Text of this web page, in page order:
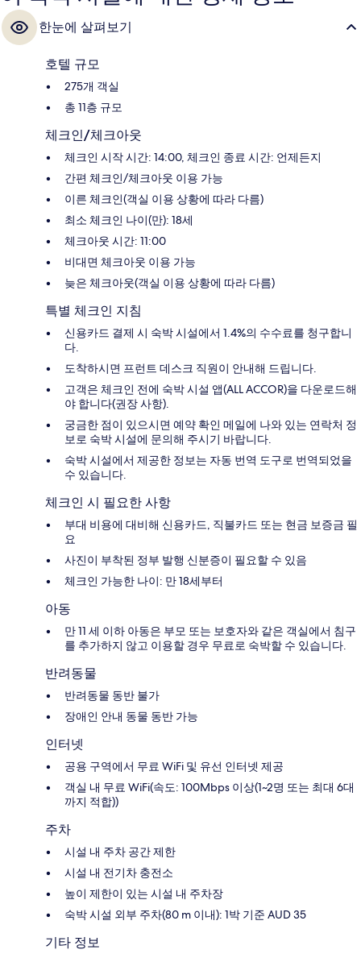
한눈에 살펴보기
호텔 규모
275개 객실
총 11층 규모
체크인/체크아웃
체크인 시작 시간: 14:00, 체크인 종료 시간: 언제든지
간편 체크인/체크아웃 이용 가능
이른 체크인(객실 이용 상황에 따라 다름)
최소 체크인 나이(만): 18세
체크아웃 시간: 11:00
비대면 체크아웃 이용 가능
늦은 체크아웃(객실 이용 상황에 따라 다름)
특별 체크인 지침
신용카드 결제 시 숙박 시설에서 1.4%의 수수료를 청구합니
다.
도착하시면 프런트 데스크 직원이 안내해 드립니다.
고객은 체크인 전에 숙박 시설 앱(ALL ACCOR)을 다운로드해
야 합니다(권장 사항).
궁금한 점이 있으시면 예약 확인 메일에 나와 있는 연락처 정
보로 숙박 시설에 문의해 주시기 바랍니다.
숙박 시설에서 제공한 정보는 자동 번역 도구로 번역되었을
수 있습니다.
체크인 시 필요한 사항
부대 비용에 대비해 신용카드, 직불카드 또는 현금 보증금 필
요
사진이 부착된 정부 발행 신분증이 필요할 수 있음
체크인 가능한 나이: 만 18세부터
아동
만 11 세 이하 아동은 부모 또는 보호자와 같은 객실에서 침구
를 추가하지 않고 이용할 경우 무료로 숙박할 수 있습니다.
반려동물
반려동물 동반 불가
장애인 안내 동물 동반 가능
인터넷
공용 구역에서 무료 WiFi 및 유선 인터넷 제공
객실 내 무료 WiFi(속도: 100Mbps 이상(1~2명 또는 최대 6대
까지 적합))
주차
시설 내 주차 공간 제한
시설 내 전기차 충전소
높이 제한이 있는 시설 내 주차장
숙박 시설 외부 주차(80 m 이내): 1박 기준 AUD 35
기타 정보